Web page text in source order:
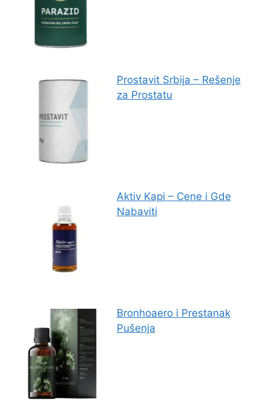
Prostavit Srbija – Rešenje
za Prostatu
Aktiv Kapi – Cene i Gde
Nabaviti
Bronhoaero i Prestanak
Pušenja